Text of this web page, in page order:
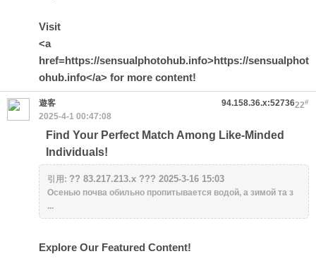
Visit
<a
href=https://sensualphotohub.info>https://sensualphot
ohub.info</a> for more content!
22#
遊客
94.158.36.x:52736
2025-4-1 00:47:08
Find Your Perfect Match Among Like-Minded
Individuals!
引用: ?? 83.217.213.x ??? 2025-3-16 15:03
Осенью почва обильно пропитывается водой, а зимой та з
...
Explore Our Featured Content!